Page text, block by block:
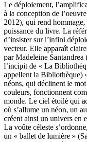
Le déploiement,
à la conception de l’oeuvre
2012), qui rend
puissance du livre. La
d’insister sur l’infini
vecteur. Elle apparaît
par Madeleine Santandrea
l’incipit de « La
appellent la Bibliothèque)
néons, qui déclinent le
couleurs, fonctionnent
monde. Le ciel étoilé qui
où s’allume un néon, un
créent ainsi un univers en
La voûte céleste
un « ballet de lumière »